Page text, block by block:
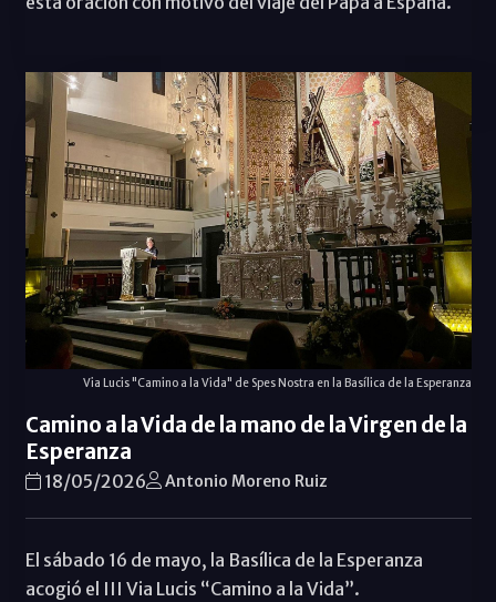
Via Lucis "Camino a la Vida" de Spes Nostra en la Basílica de la Esperanza
Camino a la Vida de la mano de la Virgen de la
Esperanza
18/05/2026 Antonio Moreno Ruiz
El sábado 16 de mayo, la Basílica de la Esperanza
acogió el III Via Lucis “Camino a la Vida”.